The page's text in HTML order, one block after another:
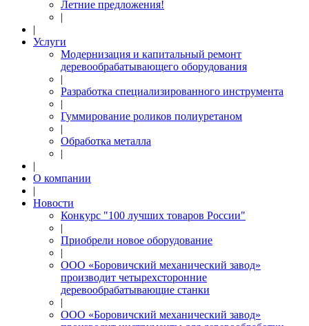
Летние предложения!
|
|
Услуги
Модернизация и капитальный ремонт
деревообрабатывающего оборудования
|
Разработка специализированного инструмента
|
Гуммирование роликов полиуретаном
|
Обработка металла
|
|
О компании
|
Новости
Конкурс "100 лучших товаров России"
|
Приобрели новое оборудование
|
ООО «Боровичский механический завод»
производит четырехсторонние
деревообрабатывающие станки
|
ООО «Боровичский механический завод»